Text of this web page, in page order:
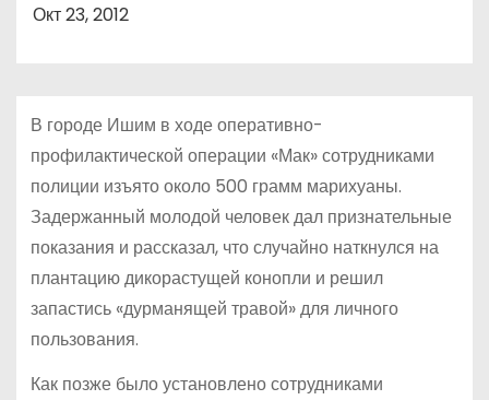
Окт 23, 2012
В городе Ишим в ходе оперативно-
профилактической операции «Мак» сотрудниками
полиции изъято около 500 грамм марихуаны.
Задержанный молодой человек дал признательные
показания и рассказал, что случайно наткнулся на
плантацию дикорастущей конопли и решил
запастись «дурманящей травой» для личного
пользования.
Как позже было установлено сотрудниками